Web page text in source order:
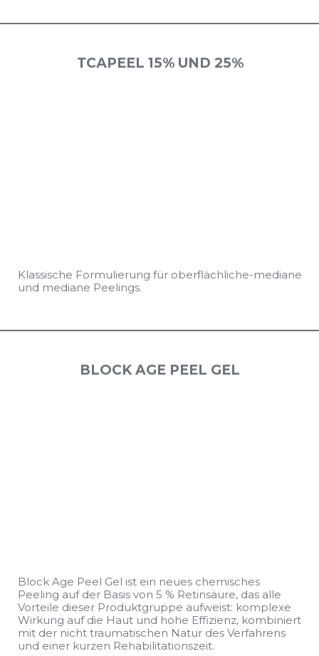
ТСАPEEL 15% UND 25%
Klassische Formulierung für oberflächliche-mediane
und mediane Peelings.
BLOCK AGE PEEL GEL
Block Age Peel Gel ist ein neues chemisches
Peeling auf der Basis von 5 % Retinsäure, das alle
Vorteile dieser Produktgruppe aufweist: komplexe
Wirkung auf die Haut und hohe Effizienz, kombiniert
mit der nicht traumatischen Natur des Verfahrens
und einer kurzen Rehabilitationszeit.